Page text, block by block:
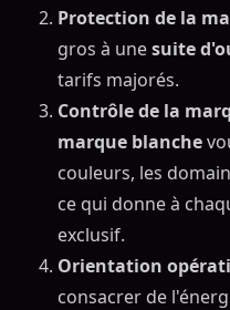
Protection de la
gros à unesuite
tarifs majorés.
Contrôle de la
marque blanche
couleurs, les
ce qui donne à
exclusif.
Orientation
consacrer de